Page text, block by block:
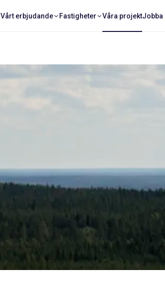
Vårt erbjudande Fastigheter Våra projektJobba